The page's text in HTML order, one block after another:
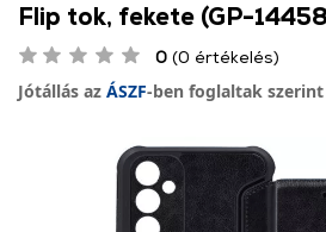
Flip tok, fekete (GP-
0 (0 értékelés)
Jótállás az ÁSZF-ben foglaltak szerint